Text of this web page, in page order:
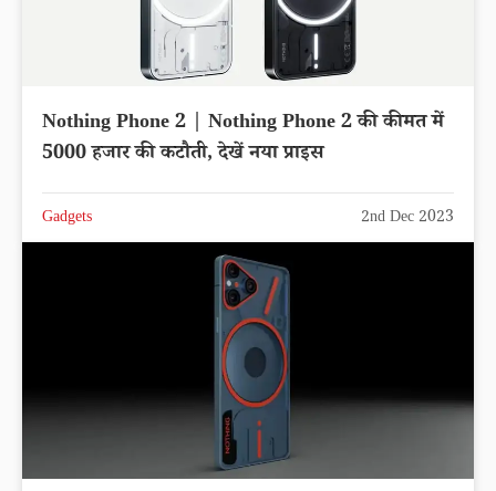
Nothing Phone 2 | Nothing Phone 2 की कीमत में
5000 हजार की कटौती, देखें नया प्राइस
Gadgets 2nd Dec 2023